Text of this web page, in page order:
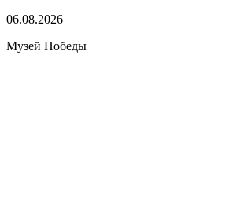
06.08.2026
Музей Победы